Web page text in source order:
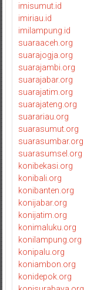
imisumut.id
imiriau.id
imilampung.id
suaraaceh.org
suarajogja.org
suarajambi.org
suarajabar.org
suarajatim.org
suarajateng.org
suarariau.org
suarasumut.org
suarasumbar.org
suarasumsel.org
konibekasi.org
konibali.org
konibanten.org
konijabar.org
konijatim.org
konimaluku.org
konilampung.org
konipalu.org
koniambon.org
konidepok.org